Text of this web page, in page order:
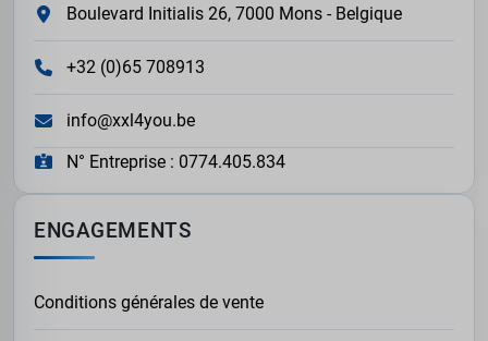
Boulevard Initialis 26, 7000 Mons - Belgique
+32 (0)65 708913
info@xxl4you.be
N° Entreprise : 0774.405.834
ENGAGEMENTS
Conditions générales de vente